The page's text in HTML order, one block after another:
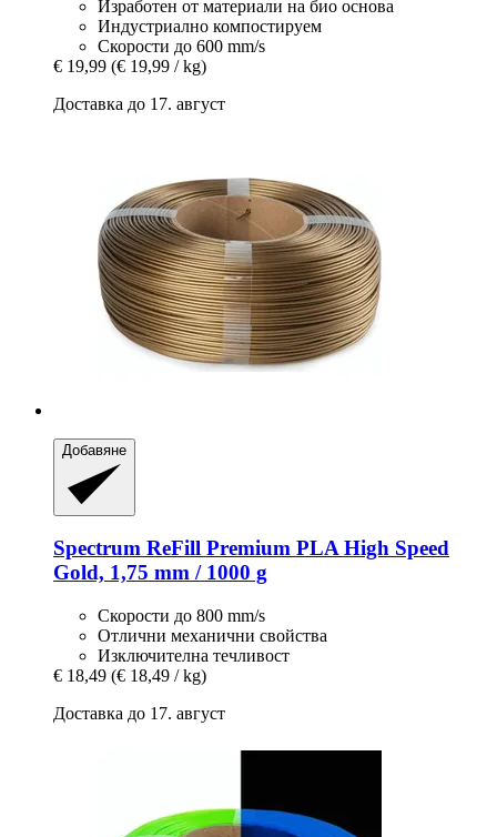
Изработен от материали на био основа
Индустриално компостируем
Скорости до 600 mm/s
€ 19,99 (€ 19,99 / kg)
Доставка до 17. август
Добавяне
Spectrum ReFill Premium PLA High Speed
Gold, 1,75 mm / 1000 g
Скорости до 800 mm/s
Отлични механични свойства
Изключителна течливост
€ 18,49 (€ 18,49 / kg)
Доставка до 17. август